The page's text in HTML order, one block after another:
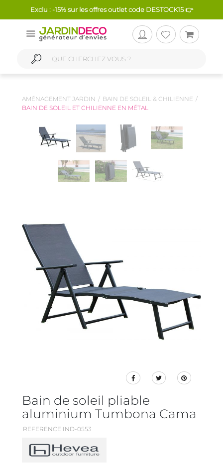
Exclu : -15% sur les offres outlet code DESTOCK15 👉
AMÉNAGEMENT JARDIN
BAIN DE SOLEIL & CHILIENNE
BAIN DE SOLEIL ET CHILIENNE EN MÉTAL
Bain de soleil pliable
aluminium Tumbona Cama
REFERENCE IND-0553